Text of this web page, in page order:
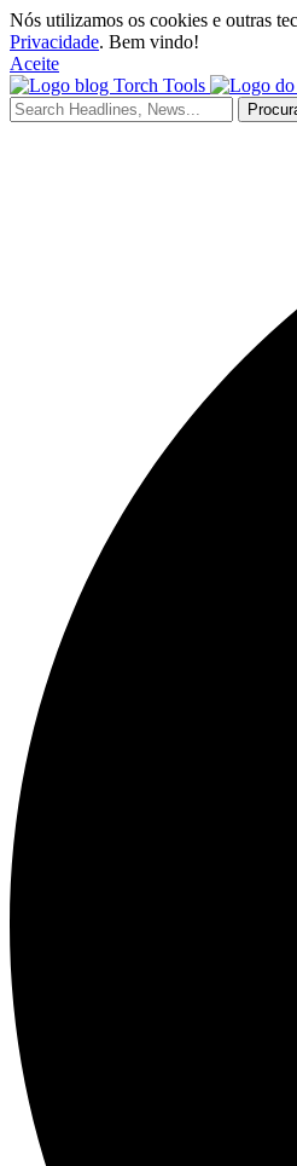
Nós utilizamos os cookies e outras
Privacidade. Bem vindo!
Aceite